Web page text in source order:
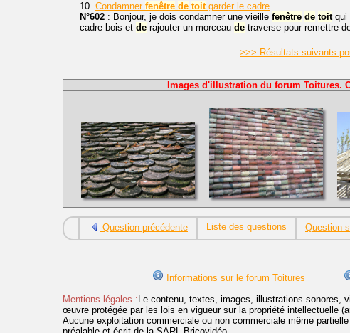
10. Condamner fenêtre de toitgarder le cadre
N°602 : Bonjour, je dois condamner une vieille fenêtre de toitqui
cadre bois et de rajouter un morceau de traverse pour remettre
>>> Résultats suivants
Images d'illustration du forum Toitures.
Question précédente Liste des questions Question
Informations sur le forum Toitures
Mentions légales : Le contenu, textes, images, illustrations sonores,
œuvre protégée par les lois en vigueur sur la propriété intellectuelle
Aucune exploitation commerciale ou non commerciale même